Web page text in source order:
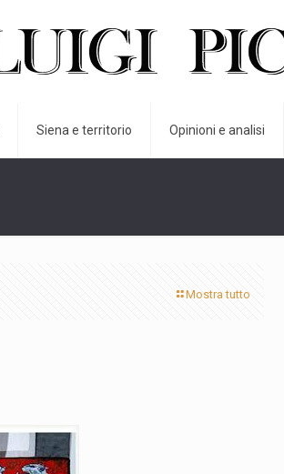
Siena e territorio Opinioni e analisi
Mostra tutto